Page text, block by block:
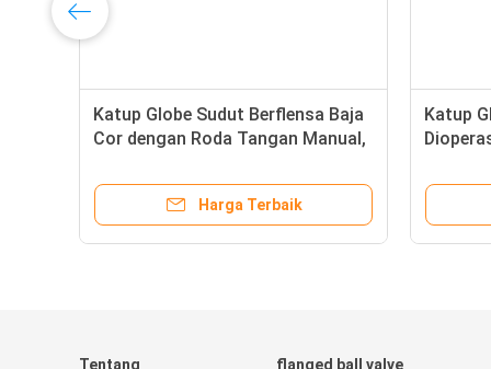
Katup Globe Sudut Berflensa Baja
Cor dengan Roda Tangan Manual,
Harga Terbaik
Katup
untuk
Tentang flanged ball valve